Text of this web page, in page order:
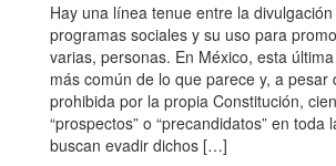
Hay una línea tenue entre la
programas sociales y su uso para
varias, personas. En México, esta
más común de lo que parece y, a pesar
prohibida por la propia Constitución,
“prospectos” o “precandidatos” en toda
buscan evadir dichos […]